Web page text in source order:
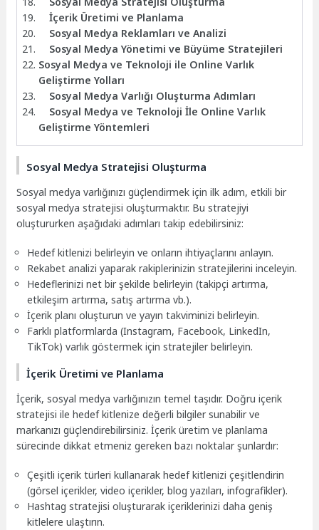
İçerik Üretimi ve Planlama
Sosyal Medya Reklamları ve Analizi
Sosyal Medya Yönetimi ve Büyüme Stratejileri
Sosyal Medya ve Teknoloji ile Online Varlık
Geliştirme Yolları
Sosyal Medya Varlığı Oluşturma Adımları
Sosyal Medya ve Teknoloji İle Online Varlık
Geliştirme Yöntemleri
Sosyal Medya Stratejisi Oluşturma
Sosyal medya varlığınızı güçlendirmek için ilk adım, etkili bir
sosyal medya stratejisi oluşturmaktır. Bu stratejiyi
oluştururken aşağıdaki adımları takip edebilirsiniz:
Hedef kitlenizi belirleyin ve onların ihtiyaçlarını anlayın.
Rekabet analizi yaparak rakiplerinizin stratejilerini inceleyin.
Hedeflerinizi net bir şekilde belirleyin (takipçi artırma,
etkileşim artırma, satış artırma vb.).
İçerik planı oluşturun ve yayın takviminizi belirleyin.
Farklı platformlarda (Instagram, Facebook, LinkedIn,
TikTok) varlık göstermek için stratejiler belirleyin.
İçerik Üretimi ve Planlama
İçerik, sosyal medya varlığınızın temel taşıdır. Doğru içerik
stratejisi ile hedef kitlenize değerli bilgiler sunabilir ve
markanızı güçlendirebilirsiniz. İçerik üretim ve planlama
sürecinde dikkat etmeniz gereken bazı noktalar şunlardır:
Çeşitli içerik türleri kullanarak hedef kitlenizi çeşitlendirin
(görsel içerikler, video içerikler, blog yazıları, infografikler).
Hashtag stratejisi oluşturarak içeriklerinizi daha geniş
kitlelere ulaştırın.